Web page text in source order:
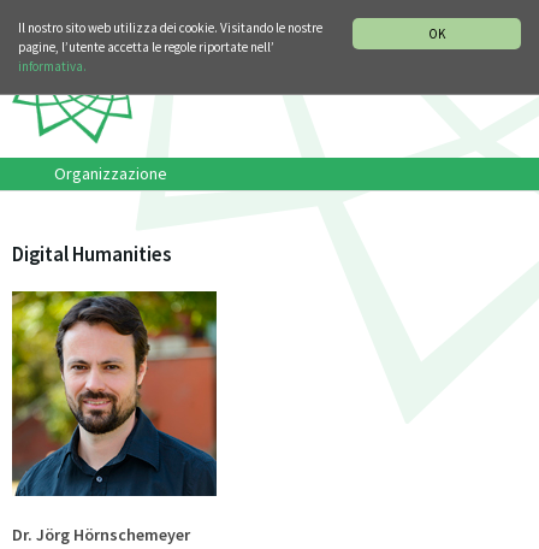
OK
Il nostro sito web utilizza dei cookie. Visitando le nostre
pagine, l’utente accetta le regole riportate nell’
informativa.
Organizzazione
Digital Humanities
Dr. Jörg Hörnschemeyer